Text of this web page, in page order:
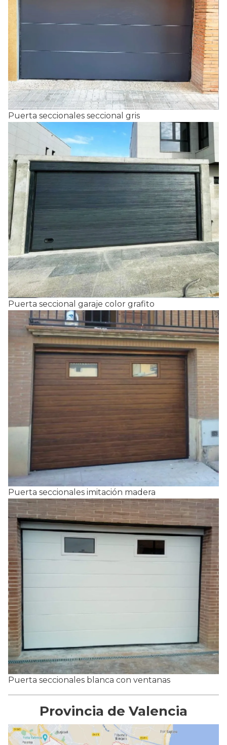
Puerta seccionales seccional gris
Puerta seccional garaje color grafito
Puerta seccionales imitación madera
Puerta seccionales blanca con ventanas
Provincia de Valencia